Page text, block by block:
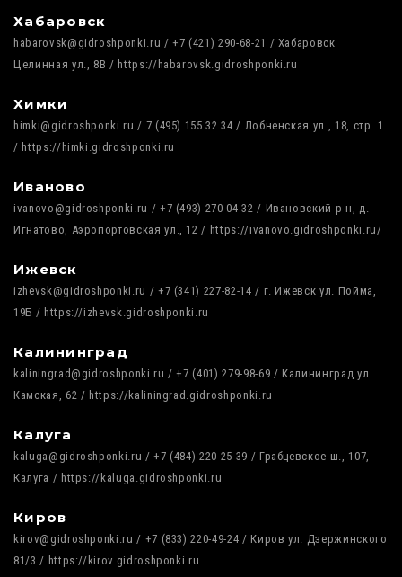
Хабаровск
habarovsk@gidroshponki.ru / +7 (421) 290-68-21 / Хабаровск
Целинная ул., 8В / https://habarovsk.gidroshponki.ru
Химки
himki@gidroshponki.ru / 7 (495) 155 32 34 / Лобненская ул., 18, стр. 1
/ https://himki.gidroshponki.ru
Иваново
ivanovo@gidroshponki.ru / +7 (493) 270-04-32 / Ивановский р-н, д.
Игнатово, Аэропортовская ул., 12 / https://ivanovo.gidroshponki.ru/
Ижевск
izhevsk@gidroshponki.ru / +7 (341) 227-82-14 / г. Ижевск ул. Пойма,
19Б / https://izhevsk.gidroshponki.ru
Калининград
kaliningrad@gidroshponki.ru / +7 (401) 279-98-69 / Калининград ул.
Камская, 62 / https://kaliningrad.gidroshponki.ru
Калуга
kaluga@gidroshponki.ru / +7 (484) 220-25-39 / Грабцевское ш., 107,
Калуга / https://kaluga.gidroshponki.ru
Киров
kirov@gidroshponki.ru / +7 (833) 220-49-24 / Киров ул. Дзержинского
81/3 / https://kirov.gidroshponki.ru